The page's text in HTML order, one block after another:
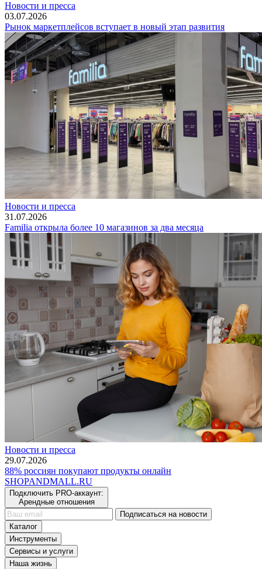
Новости и пресса
03.07.2026
Рынок маркетплейсов вступает в новый этап развития
Новости и пресса
31.07.2026
Familia открыла более 10 магазинов за два месяца
Новости и пресса
29.07.2026
88% россиян покупают продукты онлайн
SHOPANDMALL.RU
Подключить PRO-аккаунт:
Арендные отношения
Подписаться на новости
Каталог
Инструменты
Сервисы и услуги
Наша жизнь